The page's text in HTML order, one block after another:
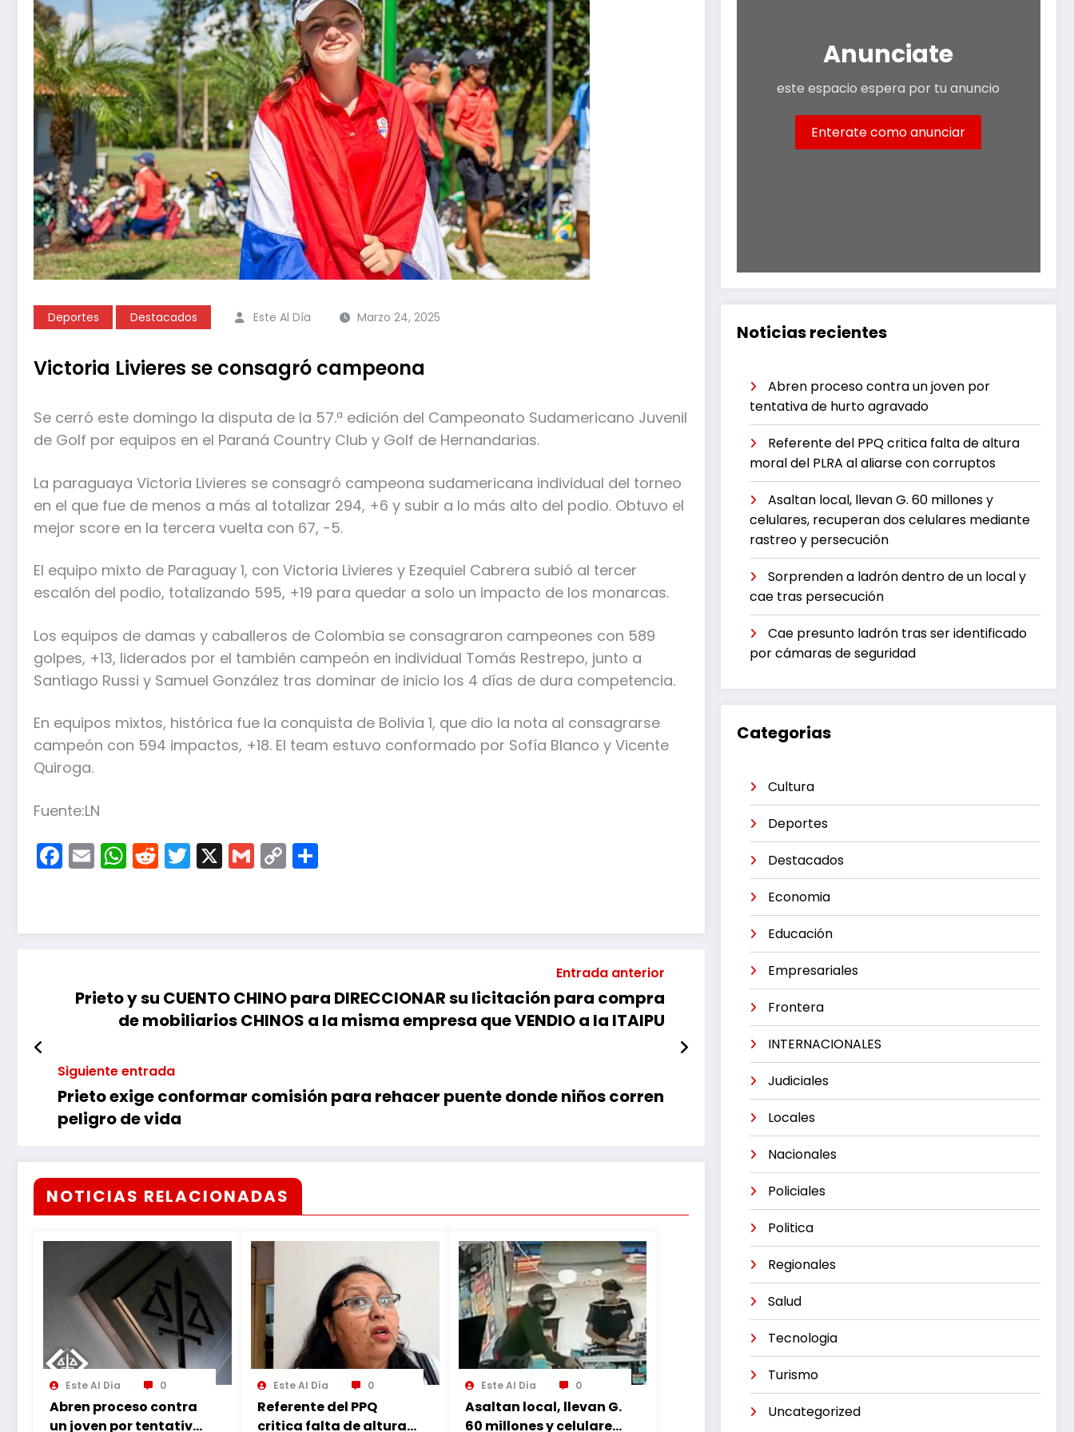
Deportes Destacados Este Al Día Marzo 24, 2025
Victoria Livieres se consagró campeona
Se cerró este domingo la dis­puta de la 57.ª edición del Cam­peonato Sudamericano Juve­nil
de Golf por equipos en el Paraná Country Club y Golf de Hernandarias.
La paraguaya Victoria Livieres se consagró campeona suda­mericana individual del tor­neo
en el que fue de menos a más al totalizar 294, +6 y subir a lo más alto del podio. Obtuvo el
mejor score en la tercera vuelta con 67, -5.
El equipo mixto de Paraguay 1, con Victoria Livieres y Ezequiel Cabrera subió al tercer
escalón del podio, totalizando 595, +19 para quedar a solo un impacto de los monarcas.
Los equipos de damas y caba­lleros de Colombia se consagra­ron campeones con 589
golpes, +13, liderados por el también campeón en individual Tomás Restrepo, junto a
Santiago Russi y Samuel González tras dominar de inicio los 4 días de dura competencia.
En equipos mixtos, histórica fue la conquista de Bolivia 1, que dio la nota al consagrarse
campeón con 594 impac­tos, +18. El team estuvo con­formado por Sofía Blanco y Vicente
Quiroga.
Fuente:LN
Facebook
EmailWhatsApp
Reddit
Twitter
X Gmail
Copy
Link
Entrada anterior
Prieto y su CUENTO CHINO para DIRECCIONAR su licitación para compra
de mobiliarios CHINOS a la misma empresa que VENDIO a la ITAIPU
Siguiente entrada
Prieto exige conformar comisión para rehacer puente donde niños corren
peligro de vida
NOTICIAS RELACIONADAS
Este Al Día 0
Abren proceso contra
un joven por tentativa
Este Al Día 0
Referente del PPQ
critica falta de altura
Este Al Día 0
Asaltan local, llevan G.
60 millones y celulares,
Anunciate
este espacio espera por tu anuncio
Enterate como anunciar
Noticias recientes
Abren proceso contra un joven por
tentativa de hurto agravado
Referente del PPQ critica falta de altura
moral del PLRA al aliarse con corruptos
Asaltan local, llevan G. 60 millones y
celulares, recuperan dos celulares mediante
rastreo y persecución
Sorprenden a ladrón dentro de un local y
cae tras persecución
Cae presunto ladrón tras ser identificado
por cámaras de seguridad
Categorias
Cultura
Deportes
Destacados
Economia
Educación
Empresariales
Frontera
INTERNACIONALES
Judiciales
Locales
Nacionales
Policiales
Politica
Regionales
Salud
Tecnologia
Turismo
Uncategorized